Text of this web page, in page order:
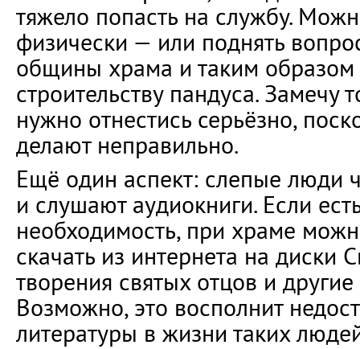
тяжело попасть на службу.
физически — или поднять
общины храма и таким образом
строительству пандуса. Замечу
нужно отнестись серьёзно,
делают неправильно.
Ещё один аспект: слепые люди
и слушают аудиокниги. Если
необходимость, при храме
скачать из интернета на диски
творения святых отцов и
Возможно, это восполнит
литературы в жизни таких